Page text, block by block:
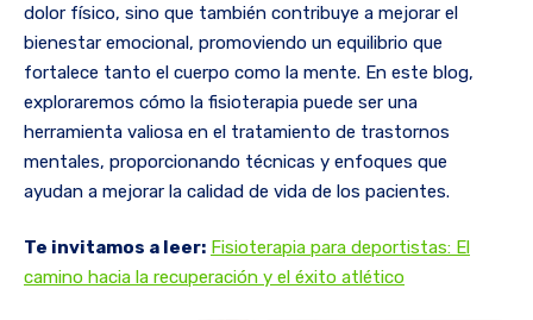
dolor físico, sino que también contribuye a mejorar el
bienestar emocional, promoviendo un equilibrio que
fortalece tanto el cuerpo como la mente. En este blog,
exploraremos cómo la fisioterapia puede ser una
herramienta valiosa en el tratamiento de trastornos
mentales, proporcionando técnicas y enfoques que
ayudan a mejorar la calidad de vida de los pacientes.
Te invitamos a leer: Fisioterapia para deportistas: El
camino hacia la recuperación y el éxito atlético